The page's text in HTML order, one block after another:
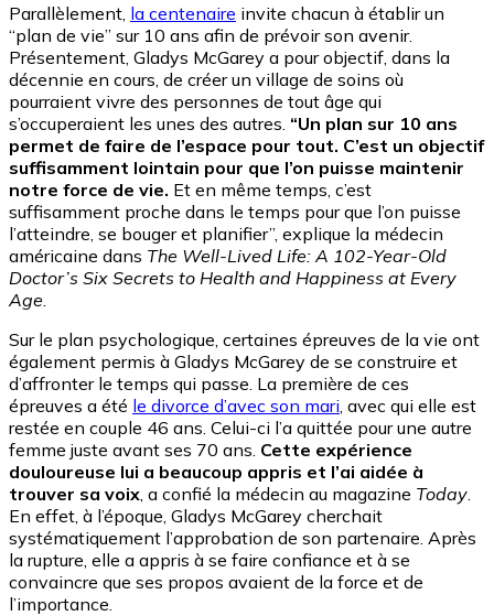
Parallèlement, la centenaire invite chacun à établir un
“plan de vie” sur 10 ans afin de prévoir son avenir.
Présentement, Gladys McGarey a pour objectif, dans la
décennie en cours, de créer un village de soins où
pourraient vivre des personnes de tout âge qui
s’occuperaient les unes des autres. “Un plan sur 10 ans
permet de faire de l’espace pour tout. C’est un objectif
suffisamment lointain pour que l’on puisse maintenir
notre force de vie. Et en même temps, c’est
suffisamment proche dans le temps pour que l’on puisse
l’atteindre, se bouger et planifier”, explique la médecin
américaine dans The Well-Lived Life: A 102-Year-Old
Doctor’s Six Secrets to Health and Happiness at Every
Age
Sur le plan psychologique, certaines épreuves de la vie ont
également permis à Gladys McGarey de se construire et
d’affronter le temps qui passe. La première de ces
épreuves a été le divorce d’avec son mari , avec qui elle est
restée en couple 46 ans. Celui-ci l’a quittée pour une autre
femme juste avant ses 70 ans. Cette expérience
douloureuse lui a beaucoup appris et l’ai aidée à
trouver sa voix , a confié la médecin au magazine Today
En effet, à l’époque, Gladys McGarey cherchait
systématiquement l’approbation de son partenaire. Après
la rupture, elle a appris à se faire confiance et à se
convaincre que ses propos avaient de la force et de
l’importance.